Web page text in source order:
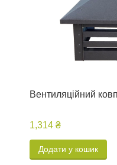
Вентиляційний
1,314 ₴
Додати у кошик